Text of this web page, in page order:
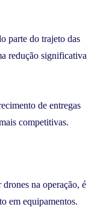
parte do trajeto das
redução significativa
de entregas
competitivas.
drones na operação, é
em equipamentos.